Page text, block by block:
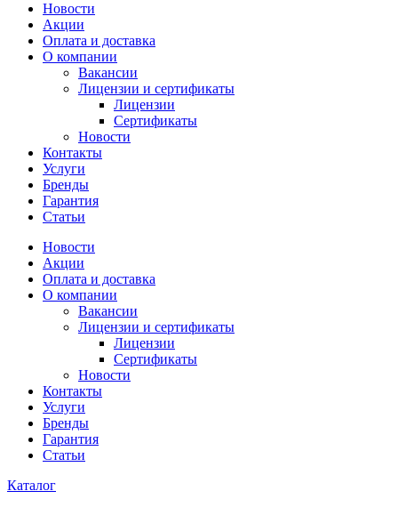
Новости
Акции
Оплата и доставка
О компании
Вакансии
Лицензии и сертификаты
Лицензии
Сертификаты
Новости
Контакты
Услуги
Бренды
Гарантия
Статьи
Новости
Акции
Оплата и доставка
О компании
Вакансии
Лицензии и сертификаты
Лицензии
Сертификаты
Новости
Контакты
Услуги
Бренды
Гарантия
Статьи
Каталог